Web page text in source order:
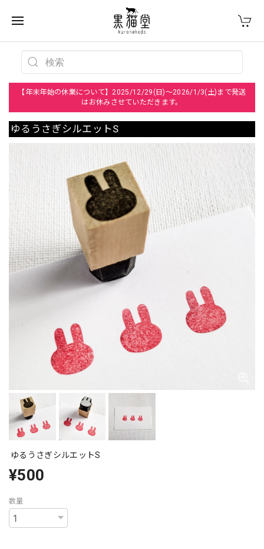
【年末年始の休業について】2025/12/29(日)～2026/1/3(土)まで発送
はお休みさせていただきます。
ゆるうさぎシルエットS
ゆるうさぎシルエットS
¥500
数量